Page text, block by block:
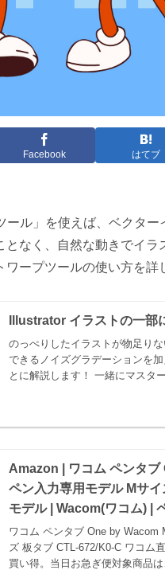
Facebook はてブ
ール」を使えば、ベクタ
となく、自然な動きでイ
ープツールの使い方を詳
Illustrator イラストの一部
のっぺりしたイラストが物足り
できるノイズグラデーションを
とに解説します！ 一緒にマスタ
Amazon | ワコム ペンタ
ペン入力専用モデル Mサ
モデル | Wacom(ワコム) |
ワコム ペンタブ One by Wacom
ズ 板タブ CTL-672/K0-C ワコム
買い得。当日お急ぎ便対象商品は